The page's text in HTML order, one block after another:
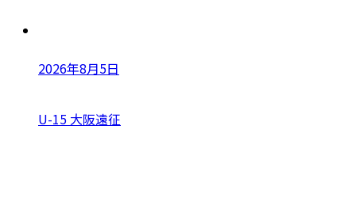
2026年8月5日
U-15 大阪遠征